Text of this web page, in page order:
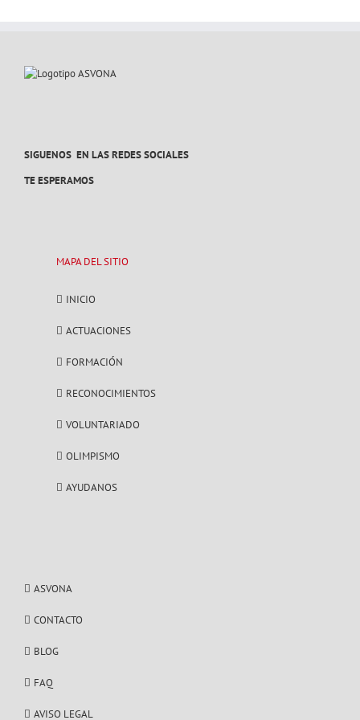
SIGUENOS EN LAS REDES SOCIALES
TE ESPERAMOS
MAPA DEL SITIO
INICIO
ACTUACIONES
FORMACIÓN
RECONOCIMIENTOS
VOLUNTARIADO
OLIMPISMO
AYUDANOS
ASVONA
CONTACTO
BLOG
FAQ
AVISO LEGAL